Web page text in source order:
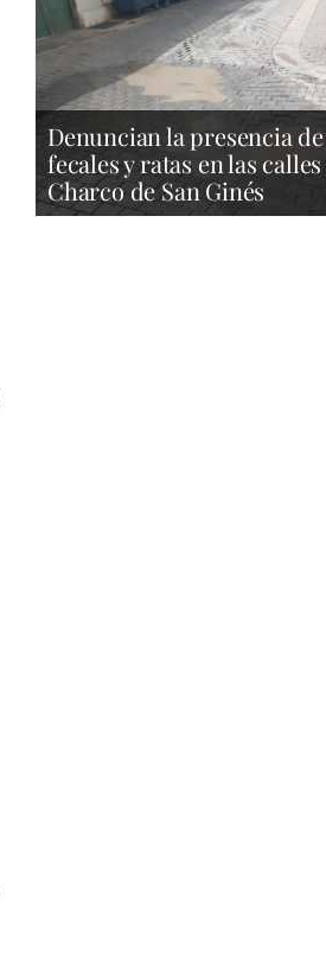
Denuncian la presencia
fecales y ratas en las
Charco de San Ginés